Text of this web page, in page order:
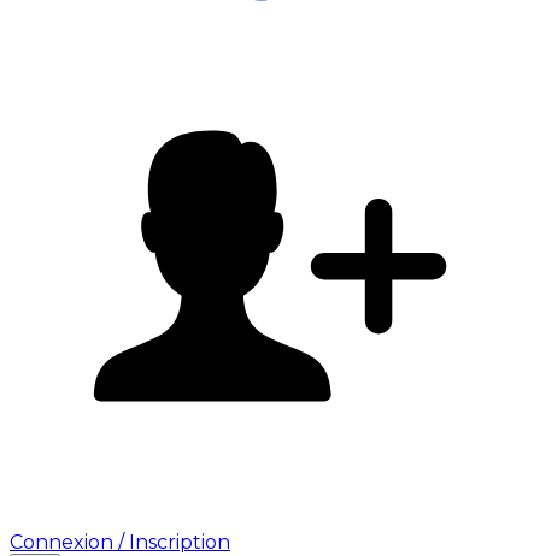
Connexion / Inscription